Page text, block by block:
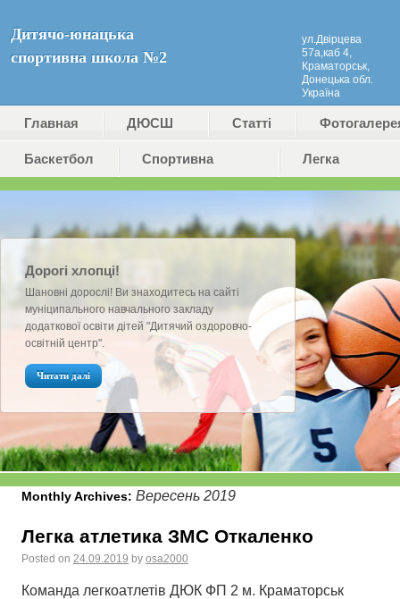
Дитячо-юнацька
спортивна школа №2
ул.Двірцева
57а,каб 4,
Краматорськ,
Донецька обл.
Україна
Главная ДЮСШ
№2
(ДЮКФП
№2)
Статті
Баскетбол Cпортивна
гімнастика
Легка
атлетика
Дорогі хлопці!
Шановні дорослі! Ви знаходитесь на сайті
муніципального навчального закладу
додаткової освіти дітей "Дитячий оздоровчо-
освітній центр".
Читати далі
Monthly Archives: Вересень 2019
Легка атлетика ЗМС Откаленко
Posted on 24.09.2019 by osa2000
Команда легкоатлетів ДЮК ФП 2 м. Краматорськ